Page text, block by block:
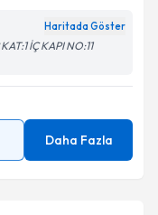
Haritada Göster
İÇ KAPI NO:11
Daha Fazla